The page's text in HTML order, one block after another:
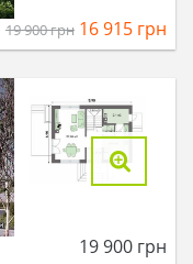
19 900грн 16 915 грн
19 900 грн